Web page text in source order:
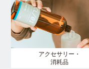
アクセサリー・
消耗品